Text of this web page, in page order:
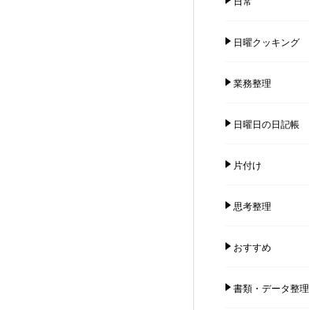
日曜クッキング
業務整理
日曜日の日記帳
片付け
思考整理
おすすめ
書類・データ整理